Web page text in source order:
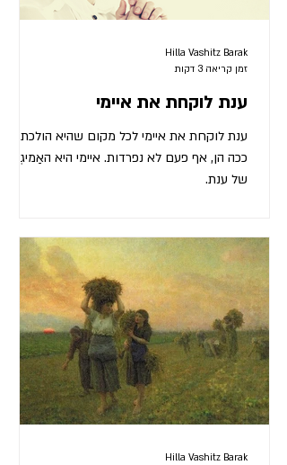
ענת לוקחת את איימי
ענת לוקחת את איימי לכל מקום שהיא הולכת.
ככה הן, אף פעם לא נפרדות. איימי היא האַמיגְדלה
של ענת.
Hilla Vashitz Barak
זמן קריאה 3 דקות
Hilla Vashitz Barak